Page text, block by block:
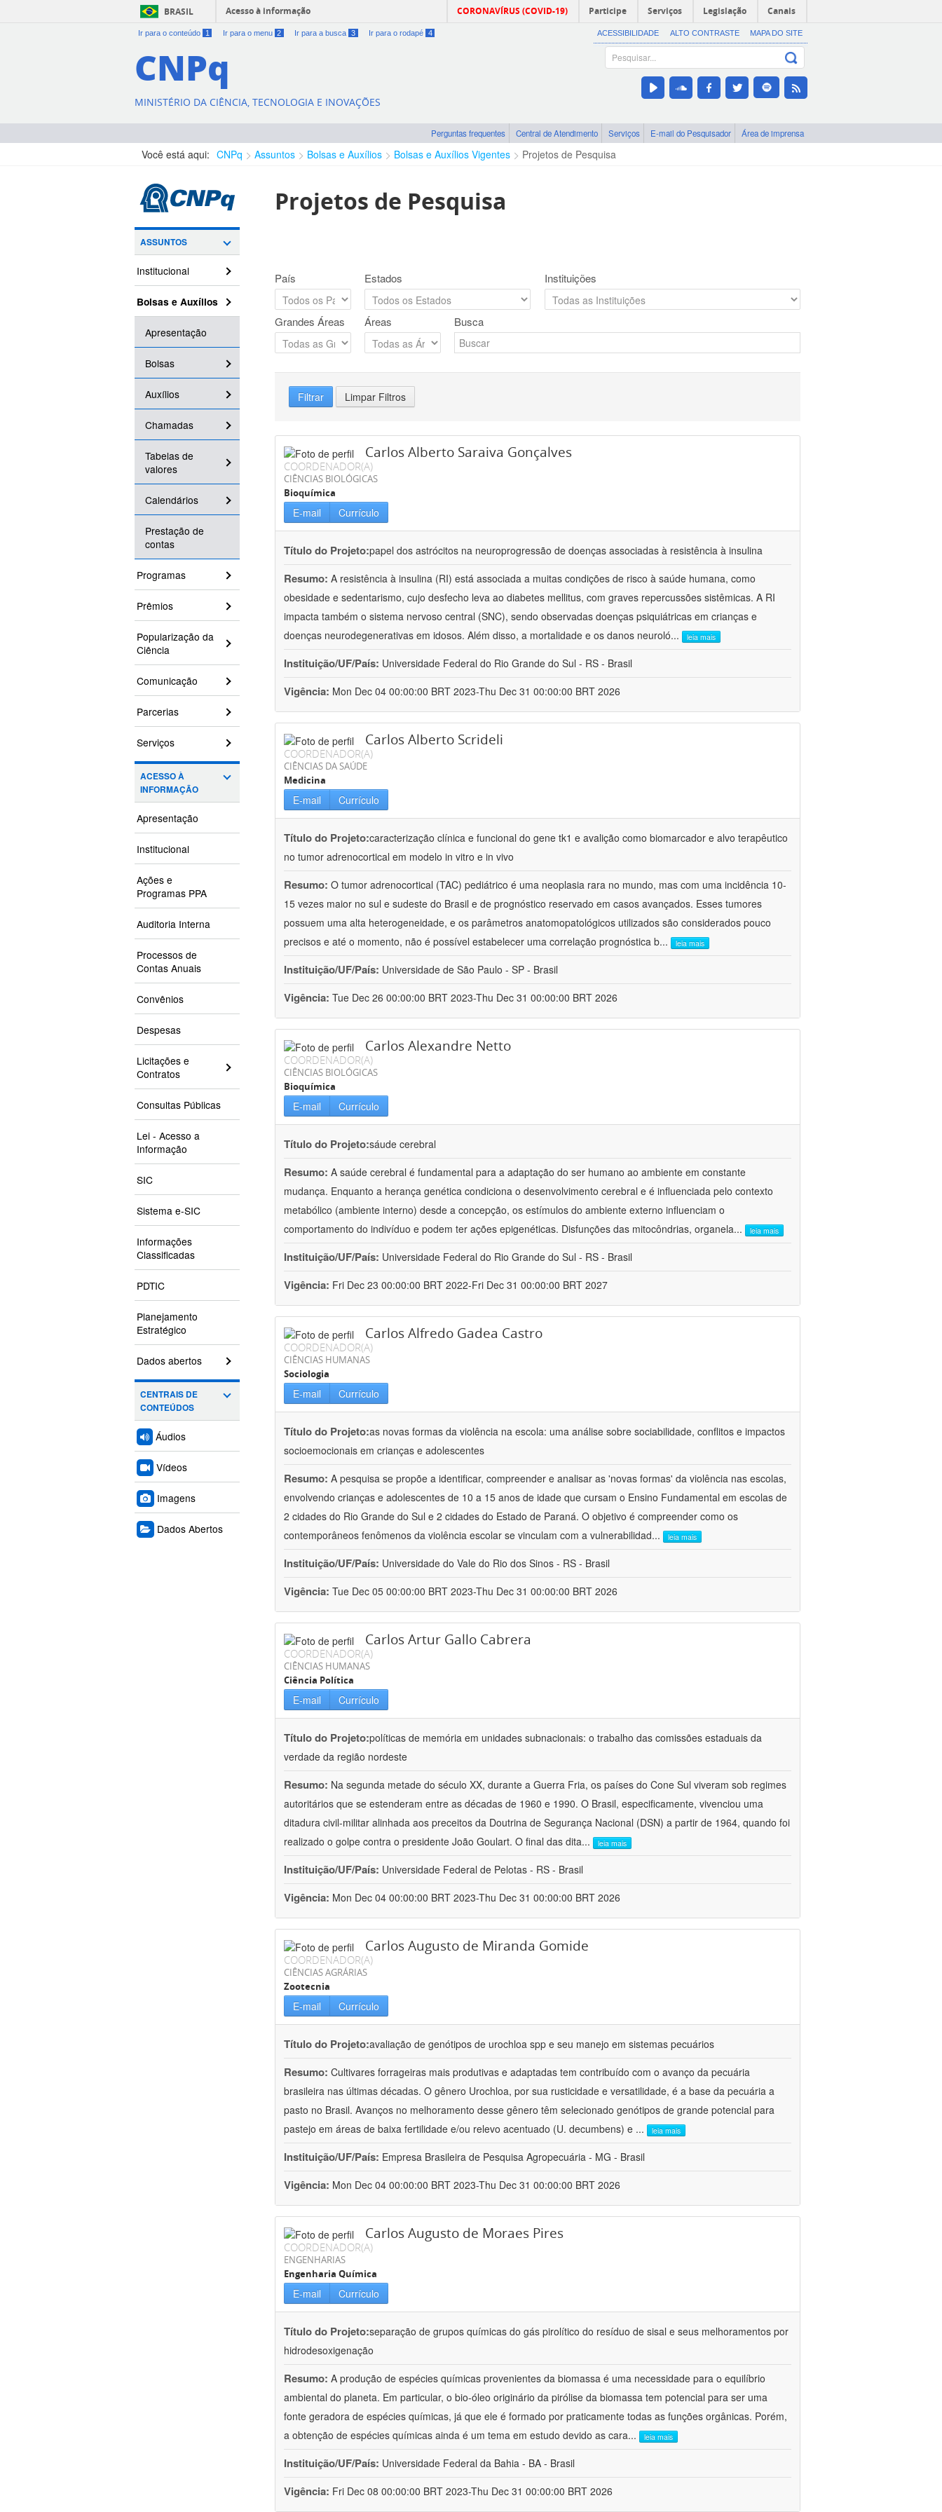
BRASIL Acesso à informação CORONAVÍRUS (COVID-19) Participe Serviços Legislação Canais
Ir para o conteúdo 1 Ir para o menu 2 Ir para a busca 3 Ir para o rodapé 4 ACESSIBILIDADE ALTO CONTRASTE MAPA DO SITE
CNPq
MINISTÉRIO DA CIÊNCIA, TECNOLOGIA E INOVAÇÕES
Perguntas frequentes Central de Atendimento Serviços E-mail do Pesquisador Área de imprensa
Você está aqui: CNPq Assuntos Bolsas e Auxílios Bolsas e Auxílios Vigentes Projetos de Pesquisa
ASSUNTOS
Institucional
Bolsas e Auxílios
Apresentação
Bolsas
Auxílios
Chamadas
Tabelas de
valores
Calendários
Prestação de
contas
Programas
Prêmios
Popularização da
Ciência
Comunicação
Parcerias
Serviços
ACESSO À
INFORMAÇÃO
Apresentação
Institucional
Ações e
Programas PPA
Auditoria Interna
Processos de
Contas Anuais
Convênios
Despesas
Licitações e
Contratos
Consultas Públicas
Lei - Acesso a
Informação
SIC
Sistema e-SIC
Informações
Classificadas
PDTIC
Planejamento
Estratégico
Dados abertos
CENTRAIS DE
CONTEÚDOS
Áudios
Vídeos
Imagens
Dados Abertos
Projetos de Pesquisa
País Estados Instituições
Grandes Áreas Áreas Busca
Filtrar Limpar Filtros
Carlos Alberto Saraiva Gonçalves
COORDENADOR(A)
CIÊNCIAS BIOLÓGICAS
Bioquímica
E-mail Currículo
Título do Projeto:papel dos astrócitos na neuroprogressão de doenças associadas à resistência à insulina
Resumo: A resistência à insulina (RI) está associada a muitas condições de risco à saúde humana, como
obesidade e sedentarismo, cujo desfecho leva ao diabetes mellitus, com graves repercussões sistêmicas. A RI
impacta também o sistema nervoso central (SNC), sendo observadas doenças psiquiátricas em crianças e
doenças neurodegenerativas em idosos. Além disso, a mortalidade e os danos neuroló... leia mais
Instituição/UF/País: Universidade Federal do Rio Grande do Sul - RS - Brasil
Vigência: Mon Dec 04 00:00:00 BRT 2023-Thu Dec 31 00:00:00 BRT 2026
Carlos Alberto Scrideli
COORDENADOR(A)
CIÊNCIAS DA SAÚDE
Medicina
E-mail Currículo
Título do Projeto:caracterização clínica e funcional do gene tk1 e avalição como biomarcador e alvo terapêutico
no tumor adrenocortical em modelo in vitro e in vivo
Resumo: O tumor adrenocortical (TAC) pediátrico é uma neoplasia rara no mundo, mas com uma incidência 10-
15 vezes maior no sul e sudeste do Brasil e de prognóstico reservado em casos avançados. Esses tumores
possuem uma alta heterogeneidade, e os parâmetros anatomopatológicos utilizados são considerados pouco
precisos e até o momento, não é possível estabelecer uma correlação prognóstica b... leia mais
Instituição/UF/País: Universidade de São Paulo - SP - Brasil
Vigência: Tue Dec 26 00:00:00 BRT 2023-Thu Dec 31 00:00:00 BRT 2026
Carlos Alexandre Netto
COORDENADOR(A)
CIÊNCIAS BIOLÓGICAS
Bioquímica
E-mail Currículo
Título do Projeto:sáude cerebral
Resumo: A saúde cerebral é fundamental para a adaptação do ser humano ao ambiente em constante
mudança. Enquanto a herança genética condiciona o desenvolvimento cerebral e é influenciada pelo contexto
metabólico (ambiente interno) desde a concepção, os estímulos do ambiente externo influenciam o
comportamento do indivíduo e podem ter ações epigenéticas. Disfunções das mitocôndrias, organela... leia mais
Instituição/UF/País: Universidade Federal do Rio Grande do Sul - RS - Brasil
Vigência: Fri Dec 23 00:00:00 BRT 2022-Fri Dec 31 00:00:00 BRT 2027
Carlos Alfredo Gadea Castro
COORDENADOR(A)
CIÊNCIAS HUMANAS
Sociologia
E-mail Currículo
Título do Projeto:as novas formas da violência na escola: uma análise sobre sociabilidade, conflitos e impactos
socioemocionais em crianças e adolescentes
Resumo: A pesquisa se propõe a identificar, compreender e analisar as 'novas formas' da violência nas escolas,
envolvendo crianças e adolescentes de 10 a 15 anos de idade que cursam o Ensino Fundamental em escolas de
2 cidades do Rio Grande do Sul e 2 cidades do Estado de Paraná. O objetivo é compreender como os
contemporâneos fenômenos da violência escolar se vinculam com a vulnerabilidad... leia mais
Instituição/UF/País: Universidade do Vale do Rio dos Sinos - RS - Brasil
Vigência: Tue Dec 05 00:00:00 BRT 2023-Thu Dec 31 00:00:00 BRT 2026
Carlos Artur Gallo Cabrera
COORDENADOR(A)
CIÊNCIAS HUMANAS
Ciência Política
E-mail Currículo
Título do Projeto:políticas de memória em unidades subnacionais: o trabalho das comissões estaduais da
verdade da região nordeste
Resumo: Na segunda metade do século XX, durante a Guerra Fria, os países do Cone Sul viveram sob regimes
autoritários que se estenderam entre as décadas de 1960 e 1990. O Brasil, especificamente, vivenciou uma
ditadura civil-militar alinhada aos preceitos da Doutrina de Segurança Nacional (DSN) a partir de 1964, quando foi
realizado o golpe contra o presidente João Goulart. O final das dita... leia mais
Instituição/UF/País: Universidade Federal de Pelotas - RS - Brasil
Vigência: Mon Dec 04 00:00:00 BRT 2023-Thu Dec 31 00:00:00 BRT 2026
Carlos Augusto de Miranda Gomide
COORDENADOR(A)
CIÊNCIAS AGRÁRIAS
Zootecnia
E-mail Currículo
Título do Projeto:avaliação de genótipos de urochloa spp e seu manejo em sistemas pecuários
Resumo: Cultivares forrageiras mais produtivas e adaptadas tem contribuído com o avanço da pecuária
brasileira nas últimas décadas. O gênero Urochloa, por sua rusticidade e versatilidade, é a base da pecuária a
pasto no Brasil. Avanços no melhoramento desse gênero têm selecionado genótipos de grande potencial para
pastejo em áreas de baixa fertilidade e/ou relevo acentuado (U. decumbens) e ... leia mais
Instituição/UF/País: Empresa Brasileira de Pesquisa Agropecuária - MG - Brasil
Vigência: Mon Dec 04 00:00:00 BRT 2023-Thu Dec 31 00:00:00 BRT 2026
Carlos Augusto de Moraes Pires
COORDENADOR(A)
ENGENHARIAS
Engenharia Química
E-mail Currículo
Título do Projeto:separação de grupos químicas do gás pirolítico do resíduo de sisal e seus melhoramentos por
hidrodesoxigenação
Resumo: A produção de espécies químicas provenientes da biomassa é uma necessidade para o equilíbrio
ambiental do planeta. Em particular, o bio-óleo originário da pirólise da biomassa tem potencial para ser uma
fonte geradora de espécies químicas, já que ele é formado por praticamente todas as funções orgânicas. Porém,
a obtenção de espécies químicas ainda é um tema em estudo devido as cara... leia mais
Instituição/UF/País: Universidade Federal da Bahia - BA - Brasil
Vigência: Fri Dec 08 00:00:00 BRT 2023-Thu Dec 31 00:00:00 BRT 2026